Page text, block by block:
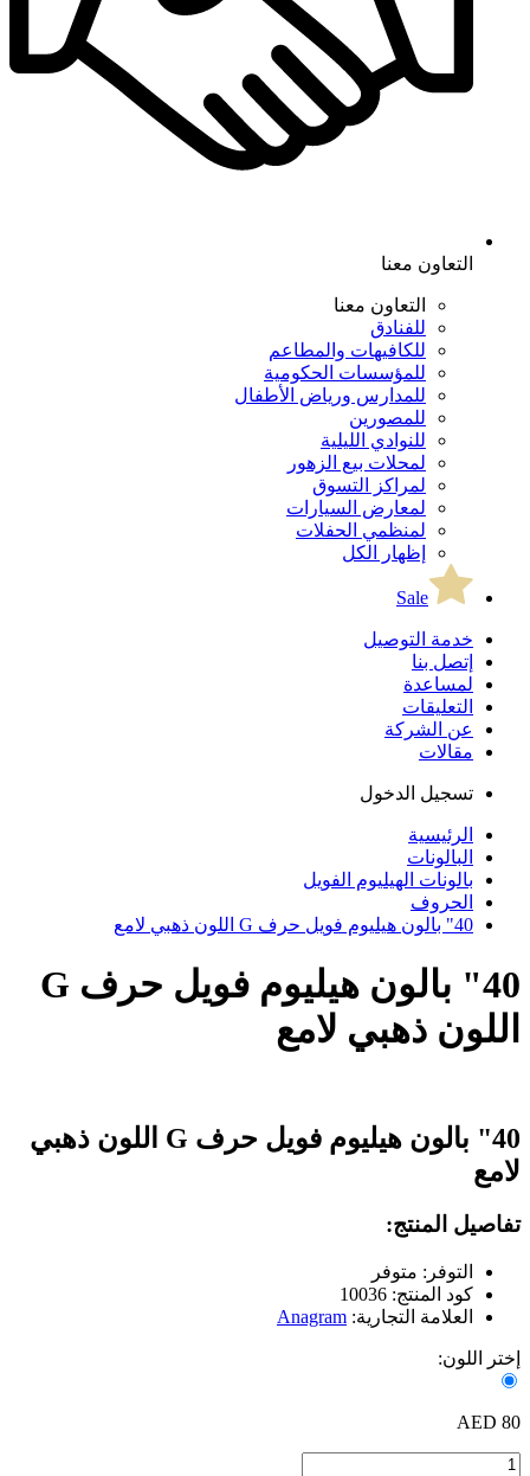
التعاون معنا
التعاون معنا
للفنادق
للكافيهات والمطاعم
للمؤسسات الحكومية
للمدارس ورياض الأطفال
للمصورين
للنوادي الليلية
لمحلات بيع الزهور
لمراكز التسوق
لمعارض السيارات
لمنظمي الحفلات
إظهار الكل
Sale
خدمة التوصيل
إتصل بنا
لمساعدة
التعليقات
عن الشركة
مقالات
تسجيل الدخول
الرئيسية
البالونات
بالونات الهيليوم الفويل
الحروف
40" بالون هيليوم فويل حرف G اللون ذهبي لامع
40" بالون هيليوم فويل حرف G
اللون ذهبي لامع
40" بالون هيليوم فويل حرف G اللون ذهبي
لامع
تفاصيل المنتج:
التوفر: متوفر
كود المنتج: 10036
العلامة التجارية: Anagram
إختر اللون:
80 AED